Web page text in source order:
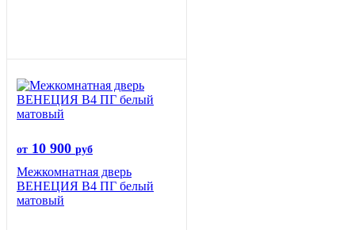
от 10 900 руб
Межкомнатная дверь
ВЕНЕЦИЯ B4 ПГ белый
матовый